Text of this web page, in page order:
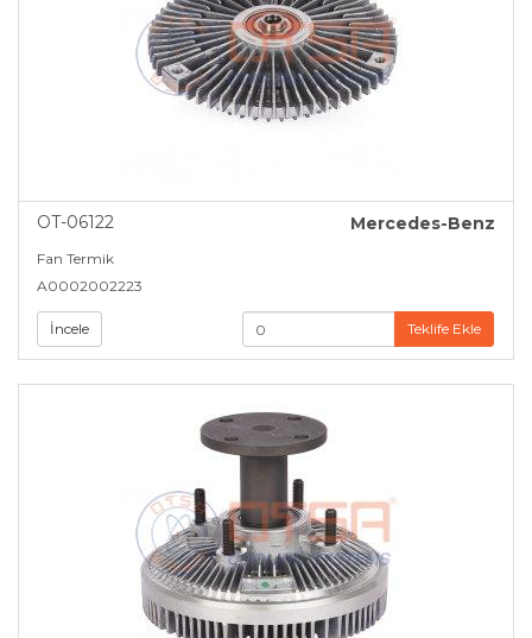
OT-06122 Mercedes-Benz
Fan Termik
A0002002223
İncele Teklife Ekle